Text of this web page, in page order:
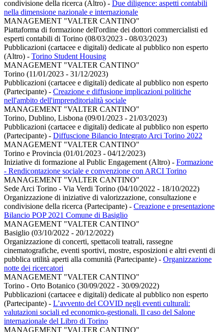
condivisione della ricerca (Altro) - Due diligence: aspetti contabili
nella dimensione nazionale e internazionale
MANAGEMENT "VALTER CANTINO"
Piattaforma di formazione dell'ordine dei dottori commercialisti ed
esperti contabili di Torino (08/03/2023 - 08/03/2023)
Pubblicazioni (cartacee e digitali) dedicate al pubblico non esperto
(Altro) - Torino Student Housing
MANAGEMENT "VALTER CANTINO"
Torino (11/01/2023 - 31/12/2023)
Pubblicazioni (cartacee e digitali) dedicate al pubblico non esperto
(Partecipante) - Creazione e diffusione implicazioni politiche
nell'ambito dell'imprenditorialità sociale
MANAGEMENT "VALTER CANTINO"
Torino, Dublino, Lisbona (09/01/2023 - 21/03/2023)
Pubblicazioni (cartacee e digitali) dedicate al pubblico non esperto
(Partecipante) - Diffuscione Bilancio Integrato Arci Torino 2022
MANAGEMENT "VALTER CANTINO"
Torino e Provincia (01/01/2023 - 04/12/2023)
Iniziative di formazione al Public Engagement (Altro) - Formazione
- Rendicontazione sociale e convenzione con ARCI Torino
MANAGEMENT "VALTER CANTINO"
Sede Arci Torino - Via Verdi Torino (04/10/2022 - 18/10/2022)
Organizzazione di iniziative di valorizzazione, consultazione e
condivisione della ricerca (Partecipante) - Creazione e presentazione
Bilancio POP 2021 Comune di Basiglio
MANAGEMENT "VALTER CANTINO"
Basiglio (03/10/2022 - 20/12/2022)
Organizzazione di concerti, spettacoli teatrali, rassegne
cinematografiche, eventi sportivi, mostre, esposizioni e altri eventi di
pubblica utilità aperti alla comunità (Partecipante) - Organizzazione
notte dei ricercatori
MANAGEMENT "VALTER CANTINO"
Torino - Orto Botanico (30/09/2022 - 30/09/2022)
Pubblicazioni (cartacee e digitali) dedicate al pubblico non esperto
(Partecipante) - L’avvento del COVID negli eventi culturali:
valutazioni sociali ed economico-gestionali. Il caso del Salone
internazionale del Libro di Torino
MANAGEMENT "VALTER CANTINO"